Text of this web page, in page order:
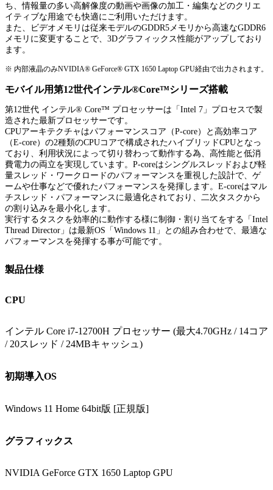
ち、情報量の多い高解像度の動画や画像の加工・編集などのクリエ
イティブな用途でも快適にご利用いただけます。
また、ビデオメモリは従来モデルのGDDR5メモリから高速なGDDR6
メモリに変更することで、3Dグラフィックス性能がアップしており
ます。
※ 内部液晶のみNVIDIA® GeForce® GTX 1650 Laptop GPU経由で出力されます。
モバイル用第12世代インテル®Core™シリーズ搭載
第12世代 インテル® Core™ プロセッサーは「Intel 7」プロセスで製
造された最新プロセッサーです。
CPUアーキテクチャはパフォーマンスコア（P-core）と高効率コア
（E-core）の2種類のCPUコアで構成されたハイブリッドCPUとなっ
ており、利用状況によって切り替わって動作する為、高性能と低消
費電力の両立を実現しています。P-coreはシングルスレッドおよび軽
量スレッド・ワークロードのパフォーマンスを重視した設計で、ゲ
ームや仕事などで優れたパフォーマンスを発揮します。E-coreはマル
チスレッド・パフォーマンスに最適化されており、二次タスクから
の割り込みを最小化します。
実行するタスクを効率的に動作する様に制御・割り当てをする「Intel
Thread Director」は最新OS「Windows 11」との組み合わせで、最適な
パフォーマンスを発揮する事が可能です。
製品仕様
CPU
インテル Core i7-12700H プロセッサー (最大4.70GHz / 14コア
/ 20スレッド / 24MBキャッシュ)
初期導入OS
Windows 11 Home 64bit版 [正規版]
グラフィックス
NVIDIA GeForce GTX 1650 Laptop GPU